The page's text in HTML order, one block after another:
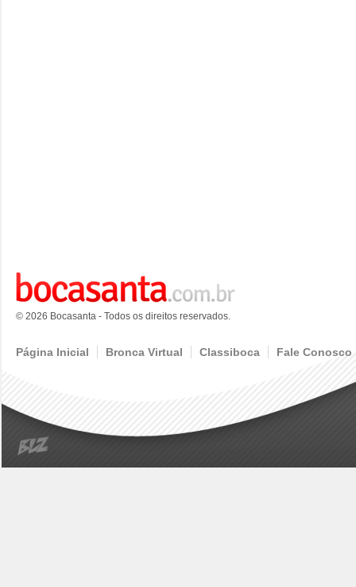
© 2026 Bocasanta - Todos os direitos reservados.
Página Inicial Bronca Virtual Classiboca Fale Conosco